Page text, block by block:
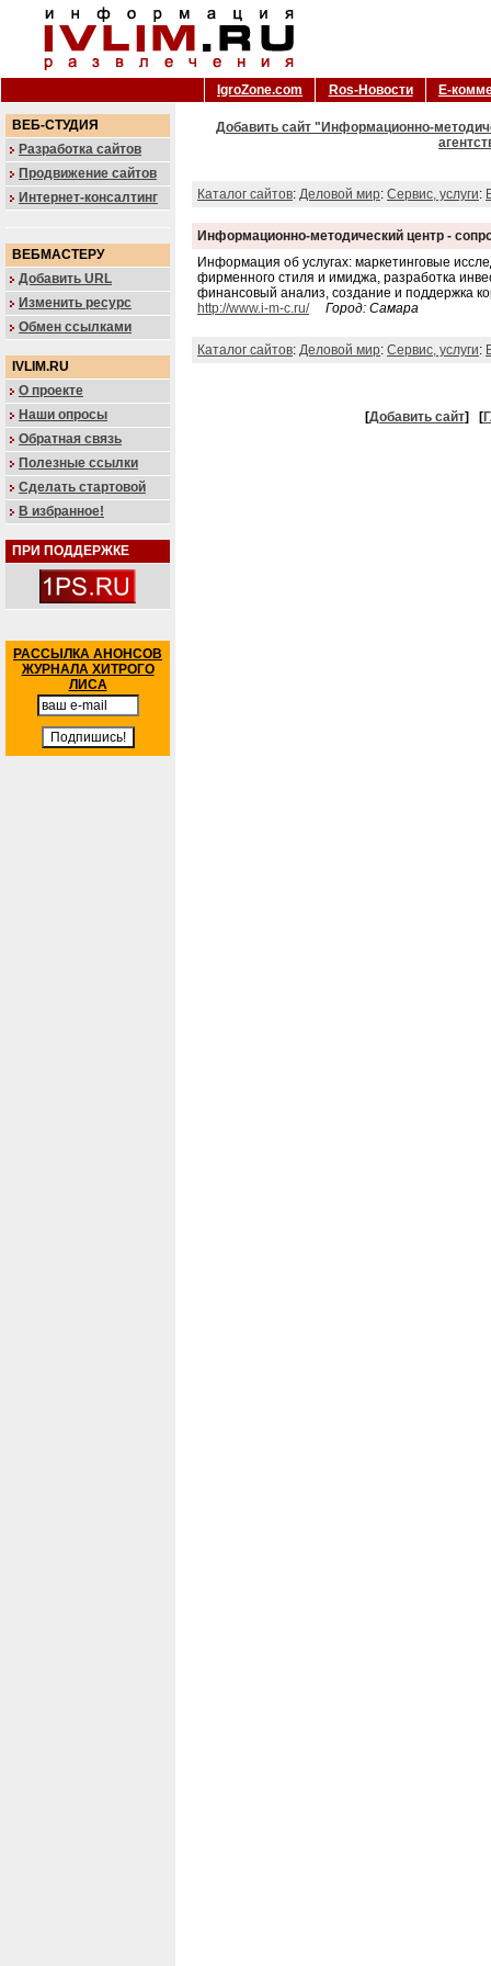
IgroZone.com Ros-Новости Е-
ВЕБ-СТУДИЯ
Разработка сайтов
Продвижение сайтов
Интернет-консалтинг
ВЕБМАСТЕРУ
Добавить URL
Изменить ресурс
Обмен ссылками
IVLIM.RU
О проекте
Наши опросы
Обратная связь
Полезные ссылки
Сделать стартовой
В избранное!
ПРИ ПОДДЕРЖКЕ
РАССЫЛКА АНОНСОВ
ЖУРНАЛА ХИТРОГО
ЛИСА
Добавить сайт "Информационно-
Каталог сайтов: Деловой мир: Сервис, услуги:
Информационно-методический центр -
Информация об услугах: маркетинговые
фирменного стиля и имиджа, разработка
финансовый анализ, создание и поддержка
http://www.i-m-c.ru/
Город: Самара
Каталог сайтов: Деловой мир: Сервис, услуги:
[Добавить сайт] [